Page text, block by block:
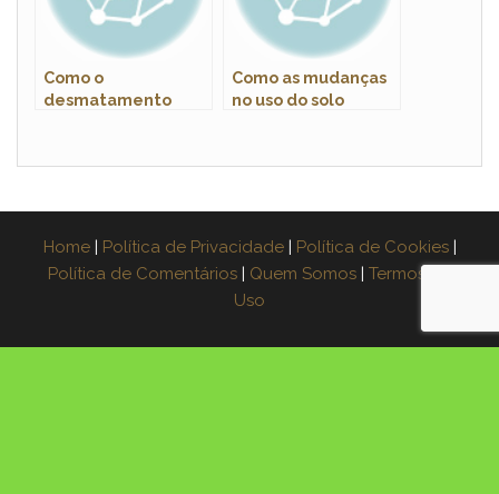
Como o
desmatamento
Como as mudanças
no uso do solo
Home Política de Privacidade Política de Cookies
Política de Comentários
Quem Somos
Termos de
Uso